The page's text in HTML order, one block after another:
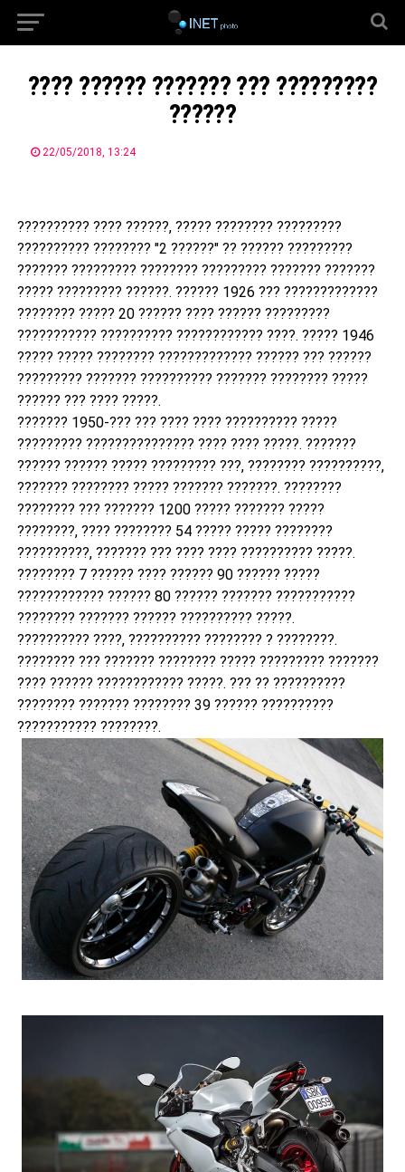
???? ?????? ??????? ??? ?????????
??????
22/05/2018, 13:24
?????????? ???? ??????, ????? ???????? ?????????
?????????? ???????? "2 ??????" ?? ?????? ?????????
??????? ????????? ???????? ????????? ??????? ???????
????? ????????? ??????. ?????? 1926 ??? ?????????????
???????? ????? 20 ?????? ???? ?????? ?????????
??????????? ?????????? ???????????? ????. ????? 1946
????? ????? ???????? ????????????? ?????? ??? ??????
????????? ??????? ?????????? ??????? ???????? ?????
?????? ??? ???? ?????.
??????? 1950-??? ??? ???? ???? ?????????? ?????
????????? ??????????????? ???? ???? ?????. ???????
?????? ?????? ????? ????????? ???, ???????? ??????????,
??????? ???????? ????? ??????? ???????. ????????
???????? ??? ??????? 1200 ????? ??????? ?????
????????, ???? ???????? 54 ????? ????? ????????
??????????, ??????? ??? ???? ???? ?????????? ?????.
???????? 7 ?????? ???? ?????? 90 ?????? ?????
???????????? ?????? 80 ?????? ??????? ???????????
???????? ??????? ?????? ?????????? ?????.
?????????? ????, ?????????? ???????? ? ????????.
???????? ??? ??????? ???????? ????? ????????? ???????
???? ?????? ???????????? ?????. ??? ?? ??????????
???????? ??????? ???????? 39 ?????? ??????????
??????????? ????????.